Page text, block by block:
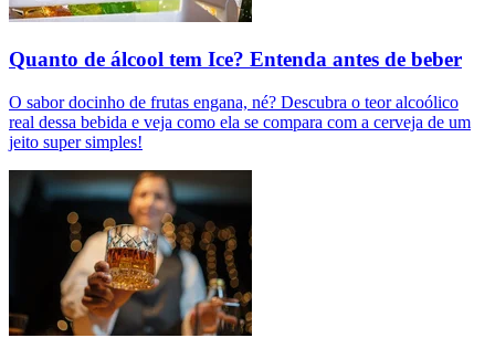
Quanto de álcool tem Ice? Entenda antes de beber
O sabor docinho de frutas engana, né? Descubra o teor alcoólico
real dessa bebida e veja como ela se compara com a cerveja de um
jeito super simples!